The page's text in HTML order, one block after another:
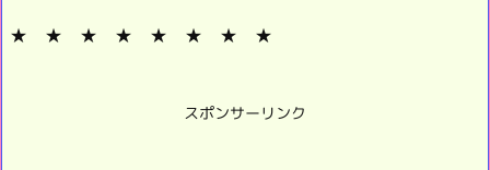
★ ★ ★ ★ ★ ★ ★ ★
スポンサーリンク